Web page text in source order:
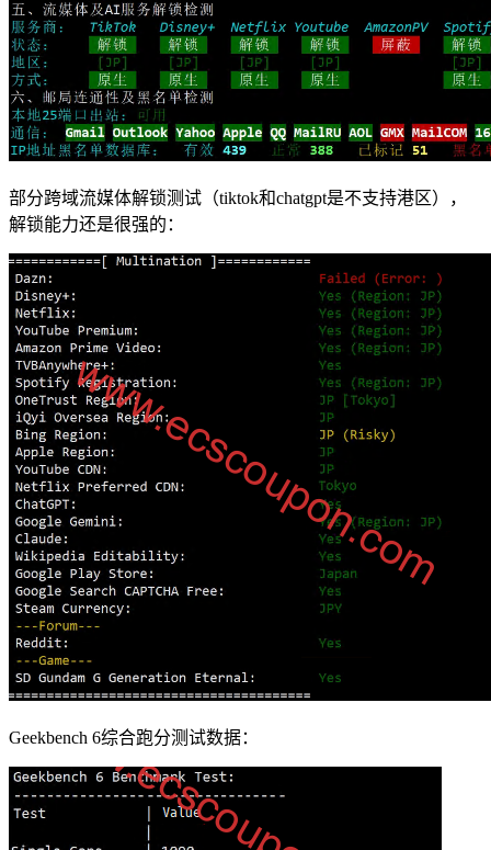
部分跨域流媒体解锁测试（tiktok和chatgpt是不支持港区），
解锁能力还是很强的：
Geekbench 6综合跑分测试数据：